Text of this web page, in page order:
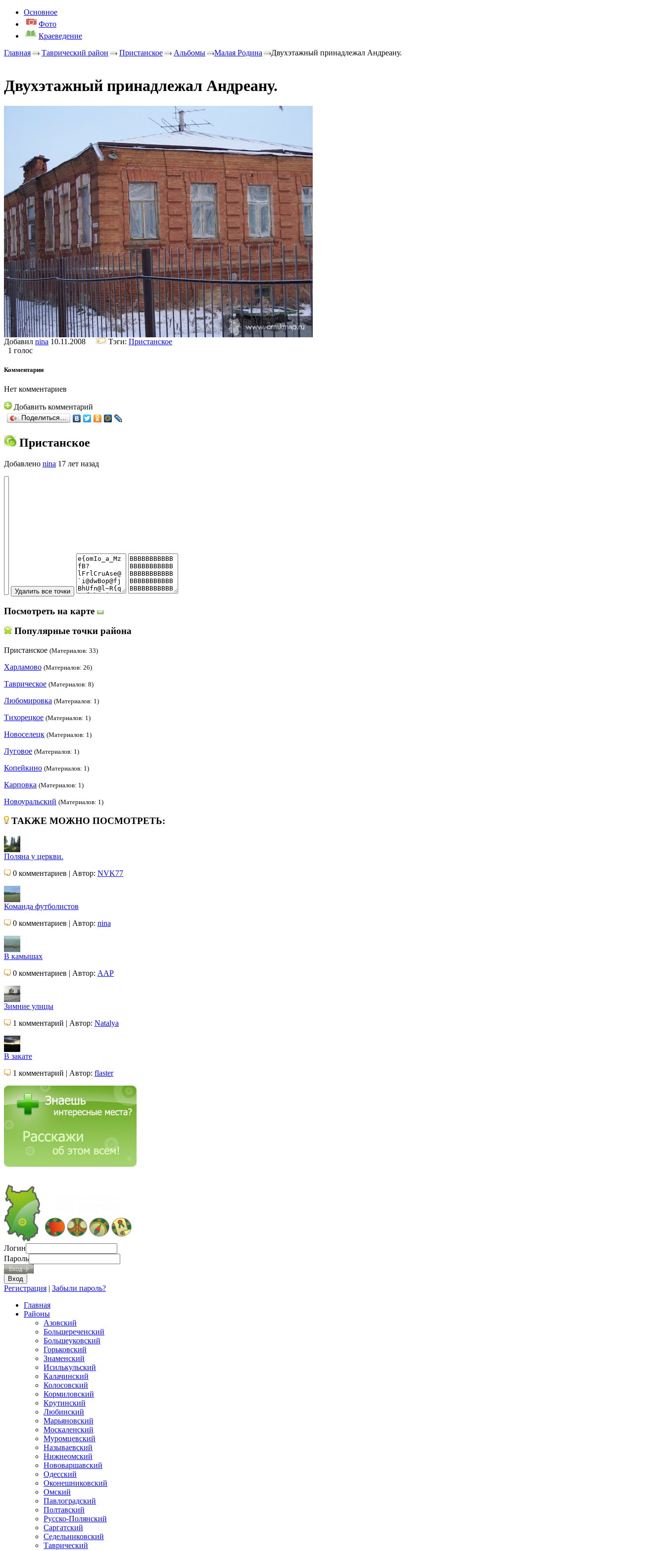
Основное
Фото
Краеведение
Главная
Таврический район Пристанское Альбомы Малая Родина Двухэтажный принадлежал Андреану.
Двухэтажный принадлежал Андреану.
Добавил nina 10.11.2008 Тэги: Пристанское
1 голос
Комментарии
Нет комментариев
Добавить комментарий
Поделиться…
Пристанское
Добавлено nina 17 лет назад
Посмотреть на карте
Популярные точки района
Пристанское (Материалов: 33)
Харламово (Материалов: 26)
Таврическое (Материалов: 8)
Любомировка (Материалов: 1)
Тихорецкое (Материалов: 1)
Новоселецк (Материалов: 1)
Луговое (Материалов: 1)
Копейкино (Материалов: 1)
Карповка (Материалов: 1)
Новоуральский (Материалов: 1)
ТАКЖЕ МОЖНО ПОСМОТРЕТЬ:
Поляна у церкви.
0 комментариев | Автор: NVK77
Команда футболистов
0 комментариев | Автор: nina
В камышах
0 комментариев | Автор: AAP
Зимние улицы
1 комментарий | Автор: Natalya
В закате
1 комментарий | Автор: flaster
Логин
Пароль
Регистрация | Забыли пароль?
Главная
Районы
Азовский
Большереченский
Большеуковский
Горьковский
Знаменский
Исилькульский
Калачинский
Колосовский
Кормиловский
Крутинский
Любинский
Марьяновский
Москаленский
Муромцевский
Называевский
Нижнеомский
Нововаршавский
Одесский
Оконешниковский
Омский
Павлоградский
Полтавский
Русско-Полянский
Саргатский
Седельниковский
Таврический